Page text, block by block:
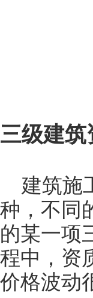
三级建
建筑施
种，不同
的某一项
程中，资
价格波动